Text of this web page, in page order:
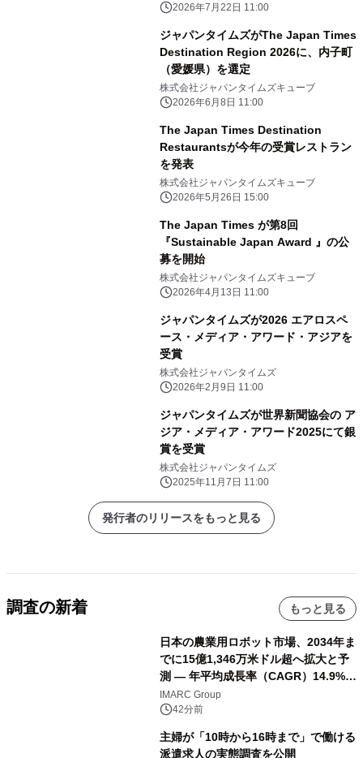
2026年7月22日 11:00
ジャパンタイムズがThe Japan Times
Destination Region 2026に、内子町
（愛媛県）を選定
株式会社ジャパンタイムズキューブ
2026年6月8日 11:00
The Japan Times Destination
Restaurantsが今年の受賞レストラン
を発表
株式会社ジャパンタイムズキューブ
2026年5月26日 15:00
The Japan Times が第8回
『Sustainable Japan Award 』の公
募を開始
株式会社ジャパンタイムズキューブ
2026年4月13日 11:00
ジャパンタイムズが2026 エアロスペ
ース・メディア・アワード・アジアを
受賞
株式会社ジャパンタイムズ
2026年2月9日 11:00
ジャパンタイムズが世界新聞協会の ア
ジア・メディア・アワード2025にて銀
賞を受賞
株式会社ジャパンタイムズ
2025年11月7日 11:00
発行者のリリースをもっと見る
調査の新着 もっと見る
日本の農業用ロボット市場、2034年ま
でに15億1,346万米ドル超へ拡大と予
測 ― 年平均成長率（CAGR）14.9%を
記録
IMARC Group
42分前
主婦が「10時から16時まで」で働ける
派遣求人の実態調査を公開